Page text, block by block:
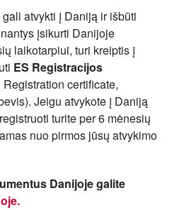
atvykti į Daniją ir išbūti
įsikurti Danijoje
laikotarpiui, turi kreiptis į
ES Registracijos
certificate,
Jeigu atvykote į Daniją
turite per 6 mėnesių
nuo pirmos jūsų atvykimo
Danijoje galite